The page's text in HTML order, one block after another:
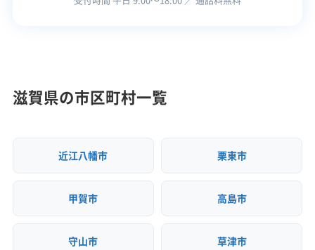
廃棄物処理と分別ルール
解体工事で発生した廃棄物は「産業廃棄物」扱
いとなり、市の環境センターへは持ち込めませ
託が義務付けられています。
対応工事 ブロック塀
保有資格
解体工事業登録
安全対
ク管理
滋賀県の市区町村一覧
近江八幡市 栗東市
甲賀市 高島市
守山市 草津市